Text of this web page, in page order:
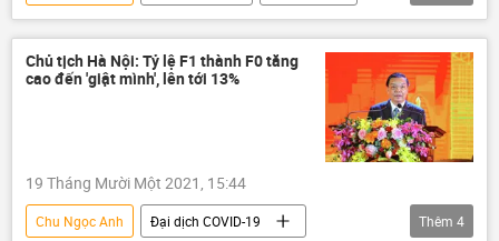
UBND Tp.Hà Nội
chất vấn
Chủ tịch Hà Nội: Tỷ lệ F1 thành F0 tăng
cao đến 'giật mình', lên tới 13%
19 Tháng Mười Một 2021, 15:44
Chu Ngọc Anh
Đại dịch COVID-19
Thêm 4